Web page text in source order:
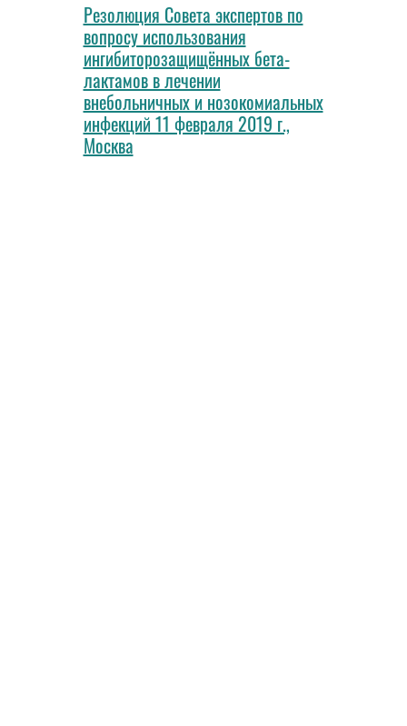
Резолюция Совета экспертов по
вопросу использования
ингибиторозащищённых бета-
лактамов в лечении
внебольничных и нозокомиальных
инфекций 11 февраля 2019 г.,
Москва